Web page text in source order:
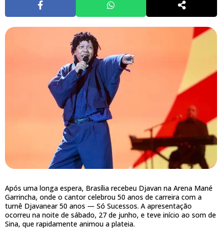
Após uma longa espera, Brasília recebeu Djavan na Arena Mané
Garrincha, onde o cantor celebrou 50 anos de carreira com a
turnê Djavanear 50 anos — Só Sucessos. A apresentação
ocorreu na noite de sábado, 27 de junho, e teve início ao som de
Sina, que rapidamente animou a plateia.